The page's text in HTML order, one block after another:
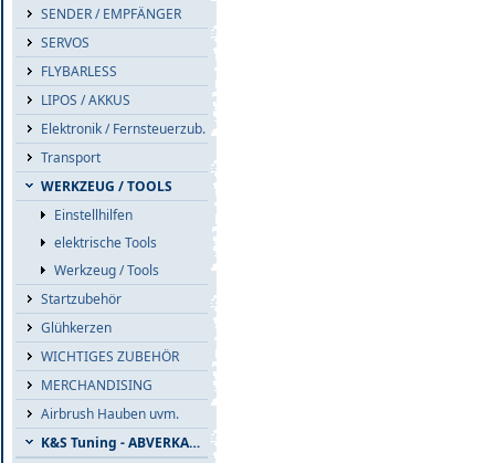
SENDER / EMPFÄNGER
SERVOS
FLYBARLESS
LIPOS / AKKUS
Elektronik / Fernsteuerzub.
Transport
WERKZEUG / TOOLS
Einstellhilfen
elektrische Tools
Werkzeug / Tools
Startzubehör
Glühkerzen
WICHTIGES ZUBEHÖR
MERCHANDISING
Airbrush Hauben uvm.
K&S Tuning - ABVERKAUF